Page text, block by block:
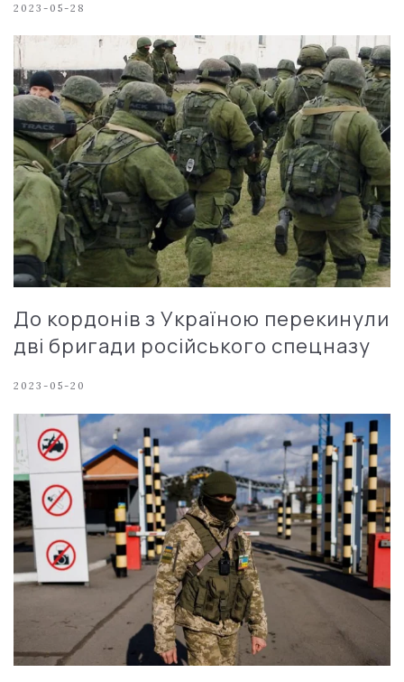
2023-05-28
До кордонів з Україною перекинули
дві бригади російського спецназу
2023-05-20